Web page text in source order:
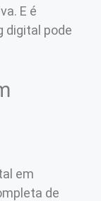
E é
digital pode
em
de